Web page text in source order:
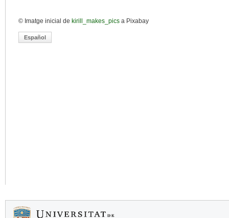
© Imatge inicial de kirill_makes_pics a Pixabay
Español